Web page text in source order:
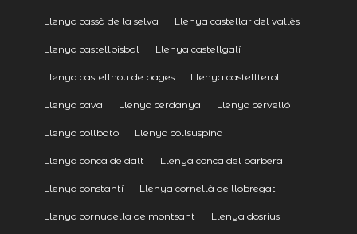
Llenya cassà de la selva Llenya castellar del vallès
Llenya castellbisbal Llenya castellgalí
Llenya castellnou de bages Llenya castellterol
Llenya cava Llenya cerdanya Llenya cervelló
Llenya collbato Llenya collsuspina
Llenya conca de dalt Llenya conca del barbera
Llenya constantí Llenya cornellà de llobregat
Llenya cornudella de montsant Llenya dosrius